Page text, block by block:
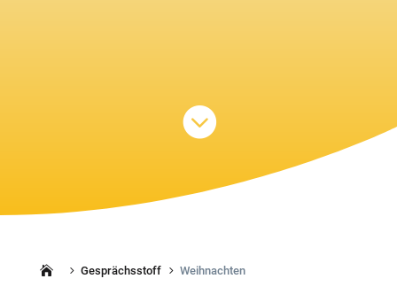

5 Gesprächsstoff 5 Weihnachten